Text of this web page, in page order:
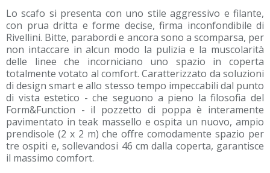
Lo scafo si presenta con uno stile aggressivo e filante,
con prua dritta e forme decise, firma inconfondibile di
Rivellini. Bitte, parabordi e ancora sono a scomparsa, per
non intaccare in alcun modo la pulizia e la muscolarità
delle linee che incorniciano uno spazio in coperta
totalmente votato al comfort. Caratterizzato da soluzioni
di design smart e allo stesso tempo impeccabili dal punto
di vista estetico - che seguono a pieno la filosofia del
Form&Function - il pozzetto di poppa è interamente
pavimentato in teak massello e ospita un nuovo, ampio
prendisole (2 x 2 m) che offre comodamente spazio per
tre ospiti e, sollevandosi 46 cm dalla coperta, garantisce
il massimo comfort.